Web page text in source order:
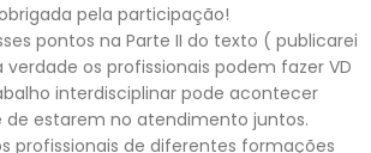
pela participação!
pontos na Parte II do texto ( publicarei
verdade os profissionais podem fazer VD
interdisciplinar pode acontecer
de estarem no atendimento juntos.
profissionais de diferentes formações